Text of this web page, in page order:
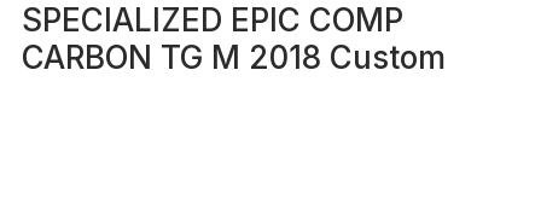
SPECIALIZED EPIC COMP
CARBON TG M 2018 Custom